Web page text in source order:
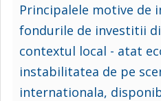
Principalele motive de
fondurile de investitii
contextul local - atat
instabilitatea de pe
internationala,